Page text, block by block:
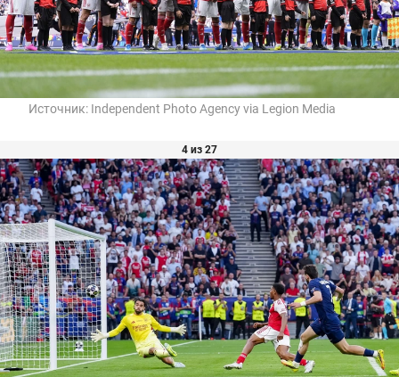
Источник: Independent Photo Agency via Legion Media
4 из 27